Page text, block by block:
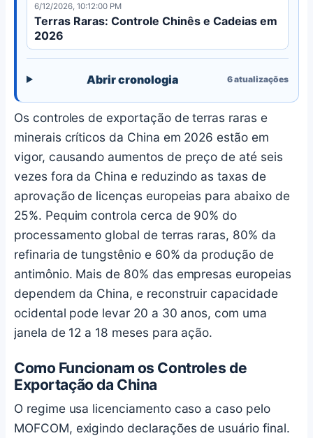
6/12/2026, 10:12:00 PM
Terras Raras: Controle Chinês e Cadeias em
2026
Abrir cronologia 6atualizações
Os controles de exportação de terras raras e
minerais críticos da China em 2026 estão em
vigor, causando aumentos de preço de até seis
vezes fora da China e reduzindo as taxas de
aprovação de licenças europeias para abaixo de
25%. Pequim controla cerca de 90% do
processamento global de terras raras, 80% da
refinaria de tungstênio e 60% da produção de
antimônio. Mais de 80% das empresas europeias
dependem da China, e reconstruir capacidade
ocidental pode levar 20 a 30 anos, com uma
janela de 12 a 18 meses para ação.
Como Funcionam os Controles de
Exportação da China
O regime usa licenciamento caso a caso pelo
MOFCOM, exigindo declarações de usuário final.